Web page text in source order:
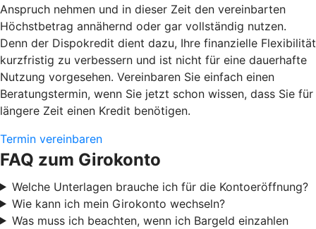
Anspruch nehmen und in dieser Zeit den vereinbarten
Höchstbetrag annähernd oder gar vollständig nutzen.
Denn der Dispokredit dient dazu, Ihre finanzielle Flexibilität
kurzfristig zu verbessern und ist nicht für eine dauerhafte
Nutzung vorgesehen. Vereinbaren Sie einfach einen
Beratungstermin, wenn Sie jetzt schon wissen, dass Sie für
längere Zeit einen Kredit benötigen.
Termin vereinbaren
FAQ zum Girokonto
Welche Unterlagen brauche ich für die Kontoeröffnung?
Wie kann ich mein Girokonto wechseln?
Was muss ich beachten, wenn ich Bargeld einzahlen